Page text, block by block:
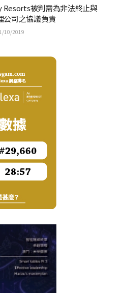
被判需為非法終止與
公司之協議負責
10/2019